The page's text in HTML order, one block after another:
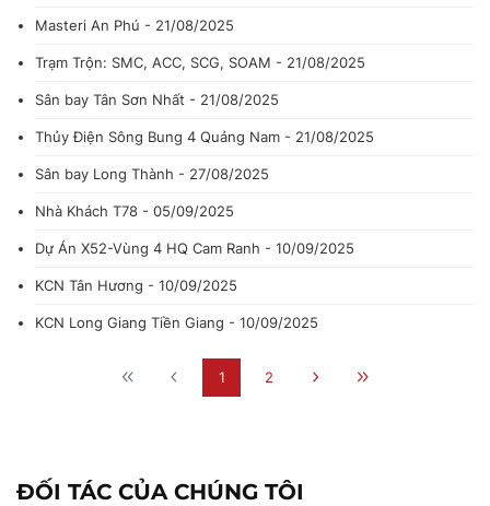
Masteri An Phú - 21/08/2025
Trạm Trộn: SMC, ACC, SCG, SOAM - 21/08/2025
Sân bay Tân Sơn Nhất - 21/08/2025
Thủy Điện Sông Bung 4 Quảng Nam - 21/08/2025
Sân bay Long Thành - 27/08/2025
Nhà Khách T78 - 05/09/2025
Dự Án X52-Vùng 4 HQ Cam Ranh - 10/09/2025
KCN Tân Hương - 10/09/2025
KCN Long Giang Tiền Giang - 10/09/2025
1 2
ĐỐI TÁC CỦA CHÚNG TÔI